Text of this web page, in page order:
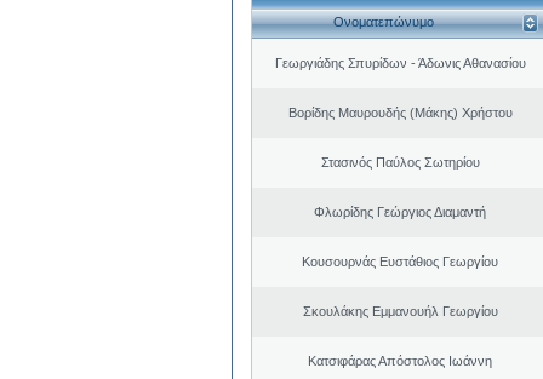
Ονοματεπώνυμο
Γεωργιάδης Σπυρίδων - Άδωνις Αθανασίου
Βορίδης Μαυρουδής (Μάκης) Χρήστου
Στασινός Παύλος Σωτηρίου
Φλωρίδης Γεώργιος Διαμαντή
Κουσουρνάς Ευστάθιος Γεωργίου
Σκουλάκης Εμμανουήλ Γεωργίου
Κατσιφάρας Απόστολος Ιωάννη